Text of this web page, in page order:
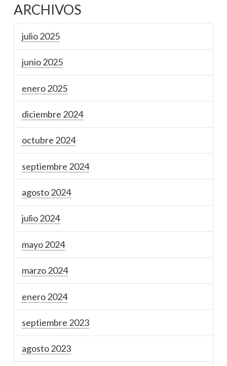
ARCHIVOS
julio 2025
junio 2025
enero 2025
diciembre 2024
octubre 2024
septiembre 2024
agosto 2024
julio 2024
mayo 2024
marzo 2024
enero 2024
septiembre 2023
agosto 2023